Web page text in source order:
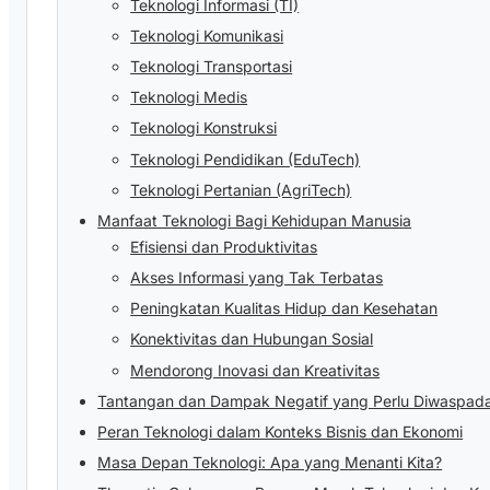
Teknologi Informasi (TI)
Teknologi Komunikasi
Teknologi Transportasi
Teknologi Medis
Teknologi Konstruksi
Teknologi Pendidikan (EduTech)
Teknologi Pertanian (AgriTech)
Manfaat Teknologi Bagi Kehidupan Manusia
Efisiensi dan Produktivitas
Akses Informasi yang Tak Terbatas
Peningkatan Kualitas Hidup dan Kesehatan
Konektivitas dan Hubungan Sosial
Mendorong Inovasi dan Kreativitas
Tantangan dan Dampak Negatif yang Perlu
Peran Teknologi dalam Konteks Bisnis dan Ekonomi
Masa Depan Teknologi: Apa yang Menanti Kita?